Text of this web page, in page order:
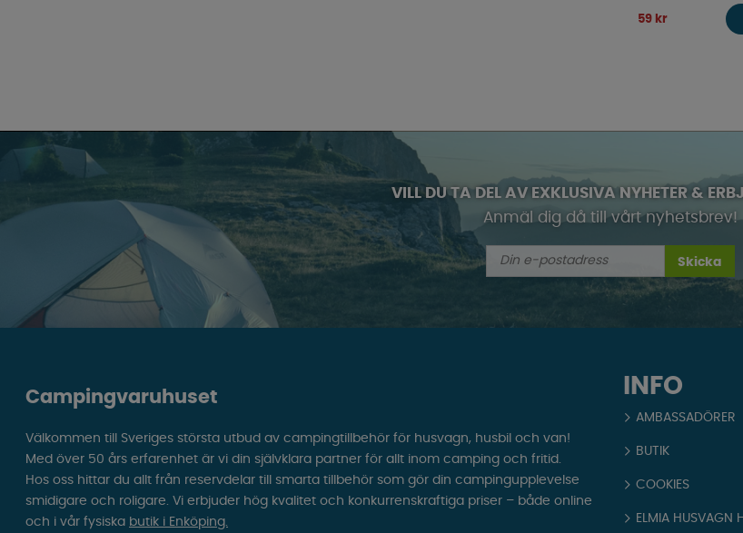
59 kr
VILL DU TA DEL AV EXKLUSIVA NYHETER &
Anmäl dig då till vårt nyhetsbrev!
Skicka
INFO
AMBASSADÖRER
BUTIK
COOKIES
ELMIA HUSVAGN
Campingvaruhuset
Välkommen till Sveriges största utbud av campingtillbehör för husvagn, husbil och van!
Med över 50 års erfarenhet är vi din självklara partner för allt inom camping och fritid.
Hos oss hittar du allt från reservdelar till smarta tillbehör som gör din campingupplevelse
smidigare och roligare. Vi erbjuder hög kvalitet och konkurrenskraftiga priser – både online
och i vår fysiska butik i Enköping.